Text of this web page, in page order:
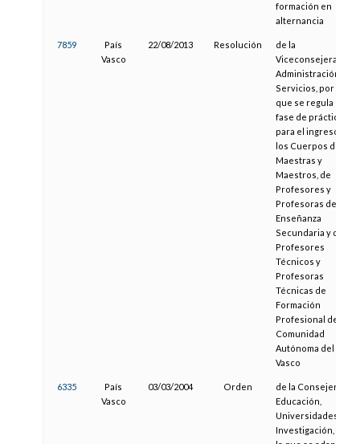
formación en
alternancia
7859
País
Vasco
22/08/2013 Resolución
de la
Viceconsejera de
Administración y
Servicios, por la
que se regula la
fase de prácticas
para el ingreso en
los Cuerpos de
Maestras y
Maestros, de
Profesores y
Profesoras de
Enseñanza
Secundaria y de
Profesores
Técnicos y
Profesoras
Técnicas de
Formación
Profesional de la
Comunidad
Autónoma del País
Vasco
6335
País
Vasco
03/03/2004 Orden
de la Consejera de
Educación,
Universidades e
Investigación, por